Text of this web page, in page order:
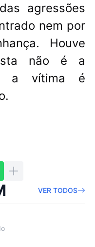
agressões
nem por
Houve
não é a
a vítima é
VER TODOS